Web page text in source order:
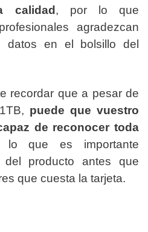
calidad, por lo que
agradezcan
datos en el bolsillo del
recordar que a pesar de
puede que vuestro
de reconocer toda
que es importante
producto antes que
que cuesta la tarjeta.